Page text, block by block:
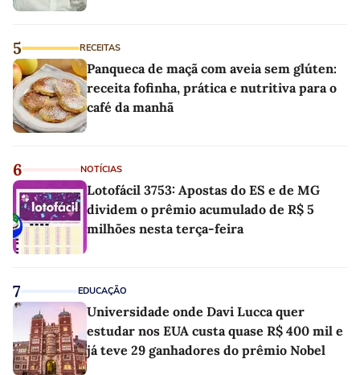
5 RECEITAS
Panqueca de maçã com aveia sem glúten:
receita fofinha, prática e nutritiva para o
café da manhã
6 NOTÍCIAS
Lotofácil 3753: Apostas do ES e de MG
dividem o prêmio acumulado de R$ 5
milhões nesta terça-feira
7 EDUCAÇÃO
Universidade onde Davi Lucca quer
estudar nos EUA custa quase R$ 400 mil e
já teve 29 ganhadores do prêmio Nobel